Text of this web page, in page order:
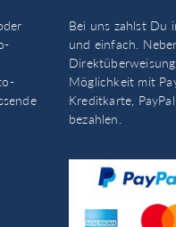
Bei uns zahlst Du
und einfach.
Möglichkeit mit
Kreditkarte,
bezahlen.